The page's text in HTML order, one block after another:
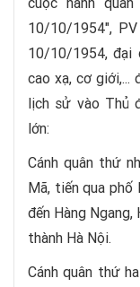
10/10/1954",
10/10/1954, đại
cao xạ, cơ giới,...
lịch sử vào Thủ
lớn:
Cánh quân thứ
Mã, tiến qua phố
đến Hàng
thành Hà Nội.
Cánh quân thứ